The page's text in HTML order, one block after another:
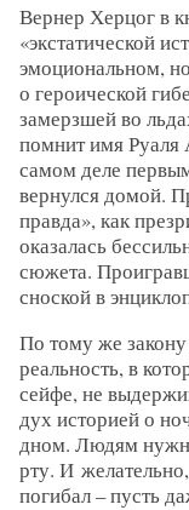
Вернер Херцог в
«экстатической
эмоциональном,
о героической
замерзшей во
помнит имя Руаля
самом деле
вернулся домой.
правда», как
оказалась
сюжета.
сноской в
По тому же
реальность, в
сейфе, не
дух историей о
дном. Людям
рту. И
погибал – пусть